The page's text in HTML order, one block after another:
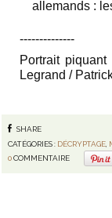
allemands :
‐-‐-----------
Portrait
Legrand /
SHARE
CATÉGORIES : DÉCRYPTAGE,
0COMMENTAIRE